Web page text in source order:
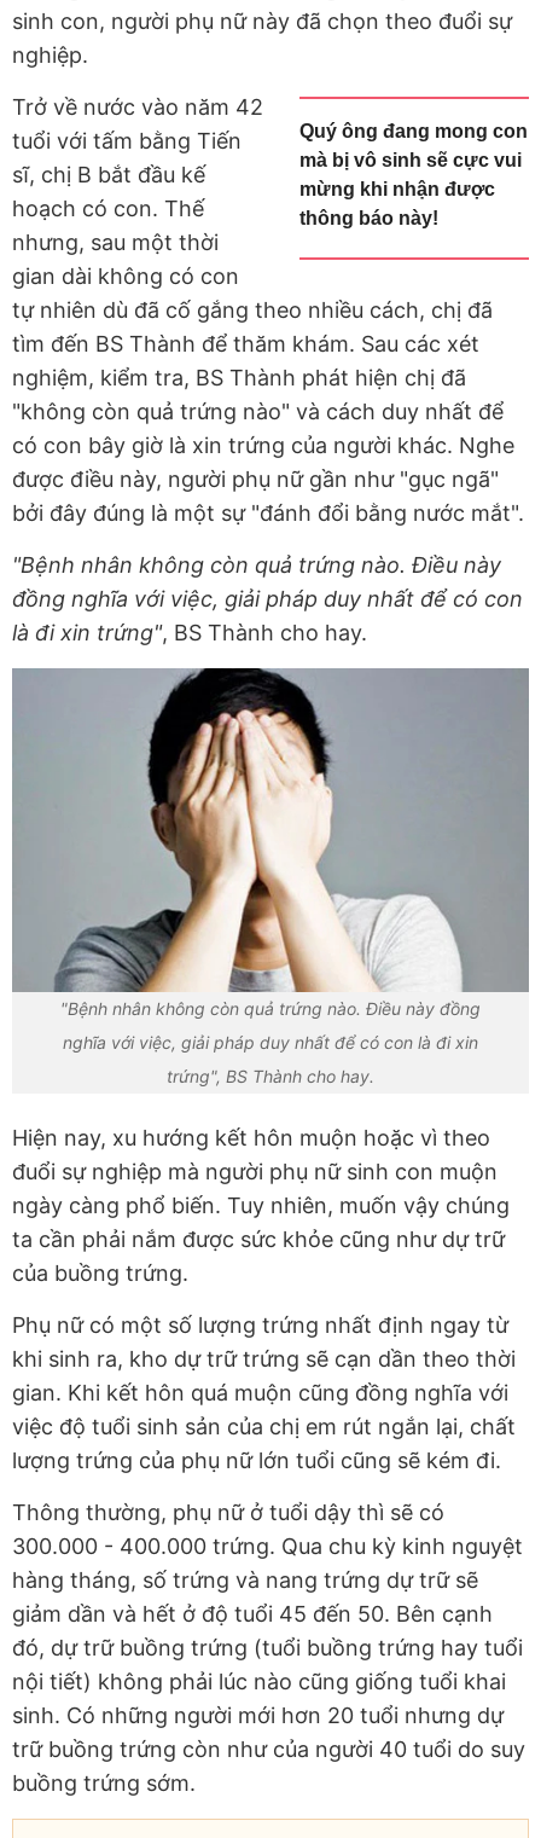
sinh con, người phụ nữ này đã chọn theo đuổi sự
nghiệp.
Quý ông đang mong con
mà bị vô sinh sẽ cực vui
mừng khi nhận được
thông báo này!
Trở về nước vào năm 42
tuổi với tấm bằng Tiến
sĩ, chị B bắt đầu kế
hoạch có con. Thế
nhưng, sau một thời
gian dài không có con
tự nhiên dù đã cố gắng theo nhiều cách, chị đã
tìm đến BS Thành để thăm khám. Sau các xét
nghiệm, kiểm tra, BS Thành phát hiện chị đã
"không còn quả trứng nào" và cách duy nhất để
có con bây giờ là xin trứng của người khác. Nghe
được điều này, người phụ nữ gần như "gục ngã"
bởi đây đúng là một sự "đánh đổi bằng nước mắt".
"Bệnh nhân không còn quả trứng nào. Điều này
đồng nghĩa với việc, giải pháp duy nhất để có con
là đi xin trứng", BS Thành cho hay.
"Bệnh nhân không còn quả trứng nào. Điều này đồng
nghĩa với việc, giải pháp duy nhất để có con là đi xin
trứng", BS Thành cho hay.
Hiện nay, xu hướng kết hôn muộn hoặc vì theo
đuổi sự nghiệp mà người phụ nữ sinh con muộn
ngày càng phổ biến. Tuy nhiên, muốn vậy chúng
ta cần phải nắm được sức khỏe cũng như dự trữ
của buồng trứng.
Phụ nữ có một số lượng trứng nhất định ngay từ
khi sinh ra, kho dự trữ trứng sẽ cạn dần theo thời
gian. Khi kết hôn quá muộn cũng đồng nghĩa với
việc độ tuổi sinh sản của chị em rút ngắn lại, chất
lượng trứng của phụ nữ lớn tuổi cũng sẽ kém đi.
Thông thường, phụ nữ ở tuổi dậy thì sẽ có
300.000 - 400.000 trứng. Qua chu kỳ kinh nguyệt
hàng tháng, số trứng và nang trứng dự trữ sẽ
giảm dần và hết ở độ tuổi 45 đến 50. Bên cạnh
đó, dự trữ buồng trứng (tuổi buồng trứng hay tuổi
nội tiết) không phải lúc nào cũng giống tuổi khai
sinh. Có những người mới hơn 20 tuổi nhưng dự
trữ buồng trứng còn như của người 40 tuổi do suy
buồng trứng sớm.